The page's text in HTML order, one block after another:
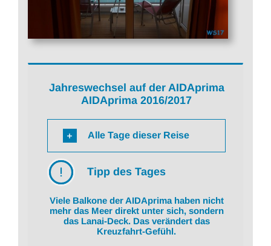
Jahreswechsel auf der AIDAprima
AIDAprima 2016/2017
Alle Tage dieser Reise
Tipp des Tages
Viele Balkone der AIDAprima haben nicht
mehr das Meer direkt unter sich, sondern
das Lanai-Deck. Das verändert das
Kreuzfahrt-Gefühl.